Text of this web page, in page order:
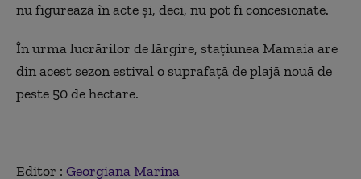
nu figurează în acte și, deci, nu pot fi concesionate.
În urma lucrărilor de lărgire, stațiunea Mamaia are
din acest sezon estival o suprafață de plajă nouă de
peste 50 de hectare.
Editor : Georgiana Marina